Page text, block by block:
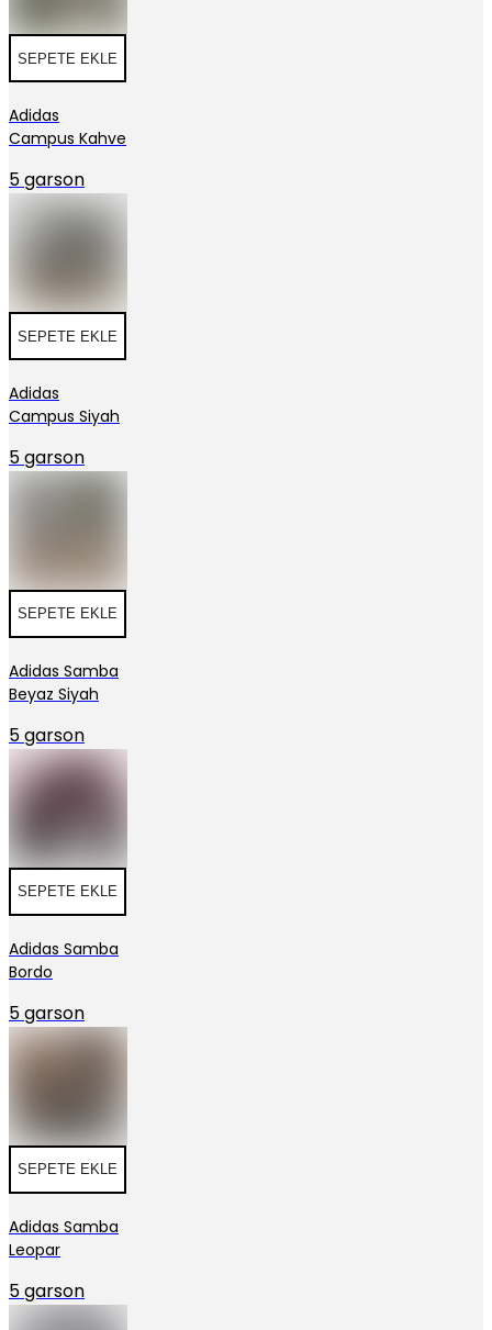
SEPETE EKLE
Adidas
Campus Kahve
5 garson
SEPETE EKLE
Adidas
Campus Siyah
5 garson
SEPETE EKLE
Adidas Samba
Beyaz Siyah
5 garson
SEPETE EKLE
Adidas Samba
Bordo
5 garson
SEPETE EKLE
Adidas Samba
Leopar
5 garson